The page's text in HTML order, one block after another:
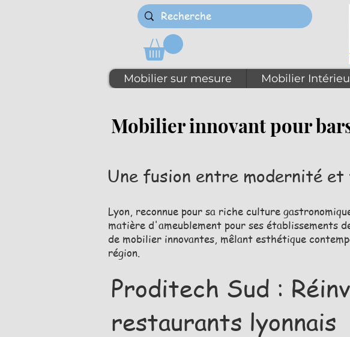
Mobilier sur mesure Mobilier
Mobilier innovant pour
Une fusion entre modernité
Lyon, reconnue pour sa riche culture
matière d'ameublement pour ses établissements
de mobilier innovantes, mêlant esthétique
région.
Proditech Sud :
restaurants lyonnais